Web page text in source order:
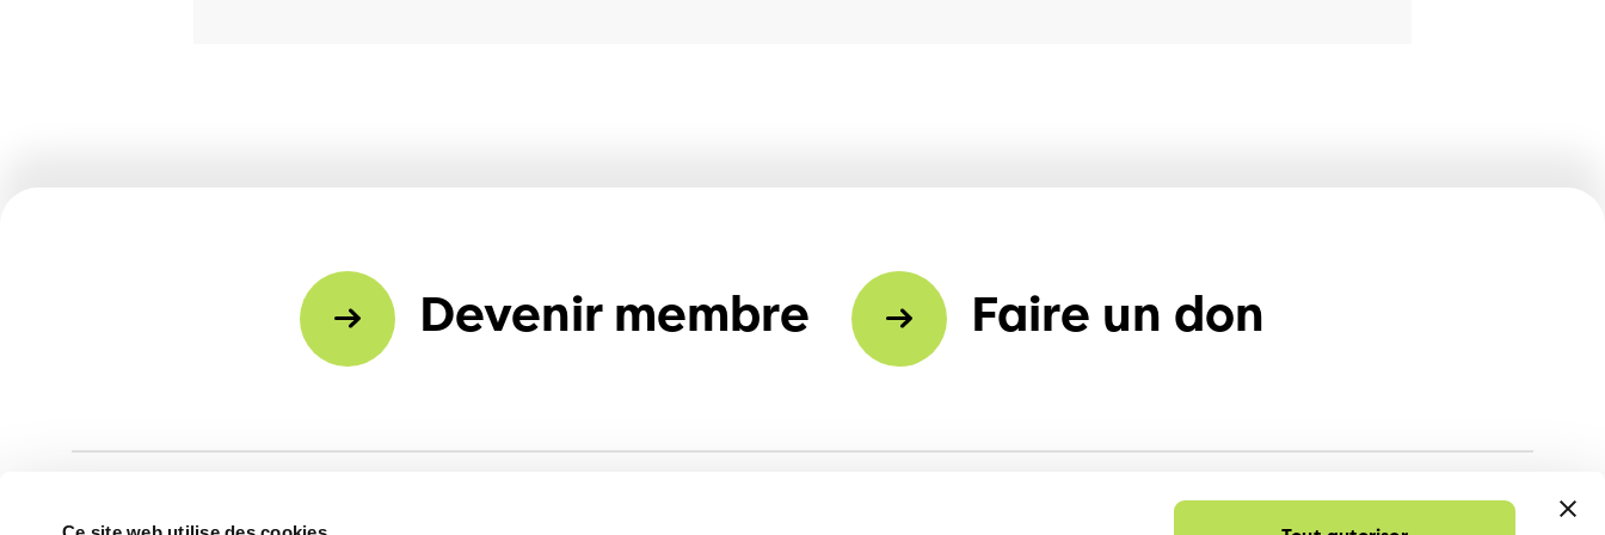
Devenir membre Faire un don